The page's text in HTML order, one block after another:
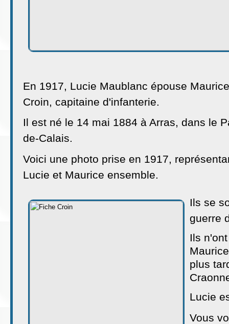
En 1917, Lucie Maublanc épouse Maurice
Croin, capitaine d'infanterie.
Il est né le 14 mai 1884 à Arras, dans le
de-Calais.
Voici une photo prise en 1917,
Lucie et Maurice ensemble.
Ils se
guerre
Ils
plus
Lucie
Vous